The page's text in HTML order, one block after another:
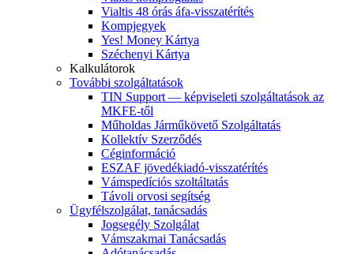
Vialtis 48 órás áfa-visszatérítés
Kompjegyek
Yes! Money Kártya
Széchenyi Kártya
Kalkulátorok
További szolgáltatások
TIN Support — képviseleti szolgáltatások az
MKFE-től
Műholdas Járműkövető Szolgáltatás
Kollektív Szerződés
Céginformáció
ESZAF jövedékiadó-visszatérítés
Vámspedíciós szoltáltatás
Távoli orvosi segítség
Ügyfélszolgálat, tanácsadás
Jogsegély Szolgálat
Vámszakmai Tanácsadás